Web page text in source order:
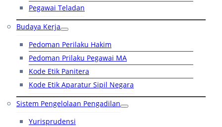
Pegawai Teladan
Budaya Kerja
Pedoman Perilaku Hakim
Pedoman Prilaku Pegawai MA
Kode Etik Panitera
Kode Etik Aparatur Sipil Negara
Sistem Pengelolaan Pengadilan
Yurisprudensi